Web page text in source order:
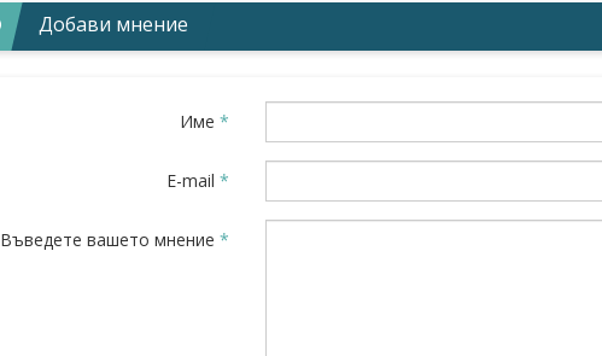
Добави мнение
Име *
E-mail *
Въведете вашето мнение *